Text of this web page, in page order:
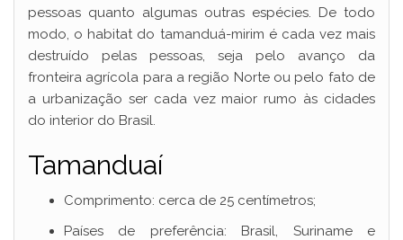
pessoas quanto algumas outras espécies. De todo
modo, o habitat do tamanduá-mirim é cada vez mais
destruído pelas pessoas, seja pelo avanço da
fronteira agrícola para a região Norte ou pelo fato de
a urbanização ser cada vez maior rumo às cidades
do interior do Brasil.
Tamanduaí
Comprimento: cerca de 25 centímetros;
Países de preferência: Brasil, Suriname e